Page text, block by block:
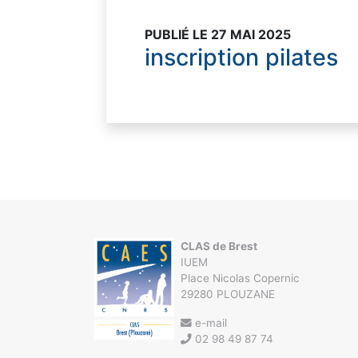
PUBLIÉ LE 27 MAI 2025
inscription pilates
CLAS de Brest
IUEM
Place Nicolas Copernic
29280 PLOUZANE
e-mail
02 98 49 87 74